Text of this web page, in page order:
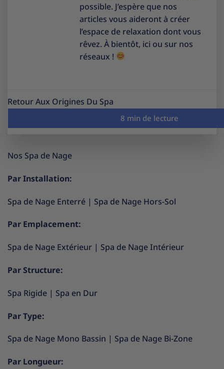
possible. J’espère que nos
articles vous aideront à créer
l’espace de relaxation dont vous
rêvez. À bientôt, ici ou sur nos
réseaux !
Retour Aux Origines Du Spa
Nos Spa de Nage
Par Installation:
Spa de Nage Enterré | Spa de Nage Hors-Sol
Par Emplacement:
Spa de Nage Extérieur | Spa de Nage Intérieur
Par Structure:
Spa Rigide | Spa en Dur
Par Type:
Spa de Nage Mono Bassin | Spa de Nage Bi-Zone
Par Longueur: